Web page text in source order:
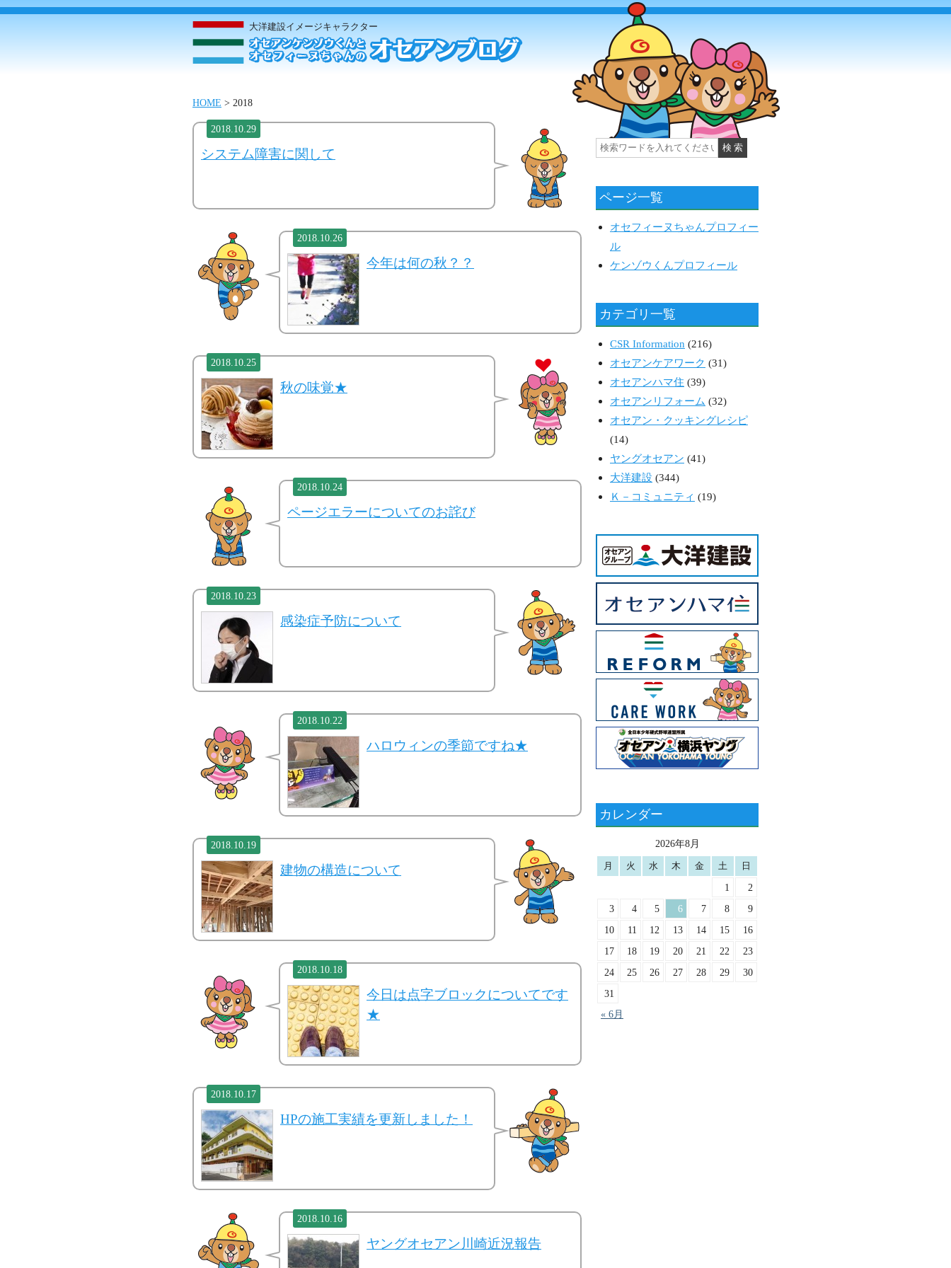
大洋建設イメージキャラクター
HOME > 2018
システム障害に関して
2018.10.29
今年は何の秋？？
2018.10.26
秋の味覚★
2018.10.25
ページエラーについてのお詫び
2018.10.24
感染症予防について
2018.10.23
ハロウィンの季節ですね★
2018.10.22
建物の構造について
2018.10.19
今日は点字ブロックについてです
★
2018.10.18
HPの施工実績を更新しました！
2018.10.17
ヤングオセアン川崎近況報告
2018.10.16
ページ一覧
オセフィーヌちゃんプロフィー
ル
ケンゾウくんプロフィール
カテゴリ一覧
CSR Information (216)
オセアンケアワーク (31)
オセアンハマ住 (39)
オセアンリフォーム (32)
オセアン・クッキングレシピ
(14)
ヤングオセアン (41)
大洋建設 (344)
Ｋ－コミュニティ (19)
カレンダー
2026年8月
月 火 水 木 金 土 日
« 6月
1
2
3
4 5 6 7 8
9
10
11 12 13 14 15
16
17
18 19 20 21 22
23
24
25 26 27 28 29
30
31